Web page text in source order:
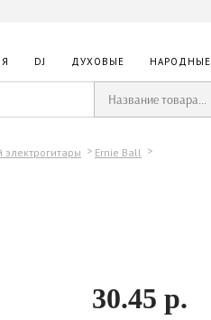
DJ ДУХОВЫЕ НАРОДНЫЕ
электрогитары
Ernie Ball
30.45 р.